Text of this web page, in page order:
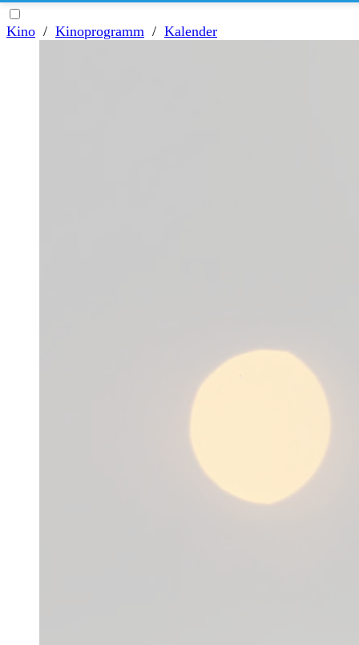
Kino / Kinoprogramm / Kalender